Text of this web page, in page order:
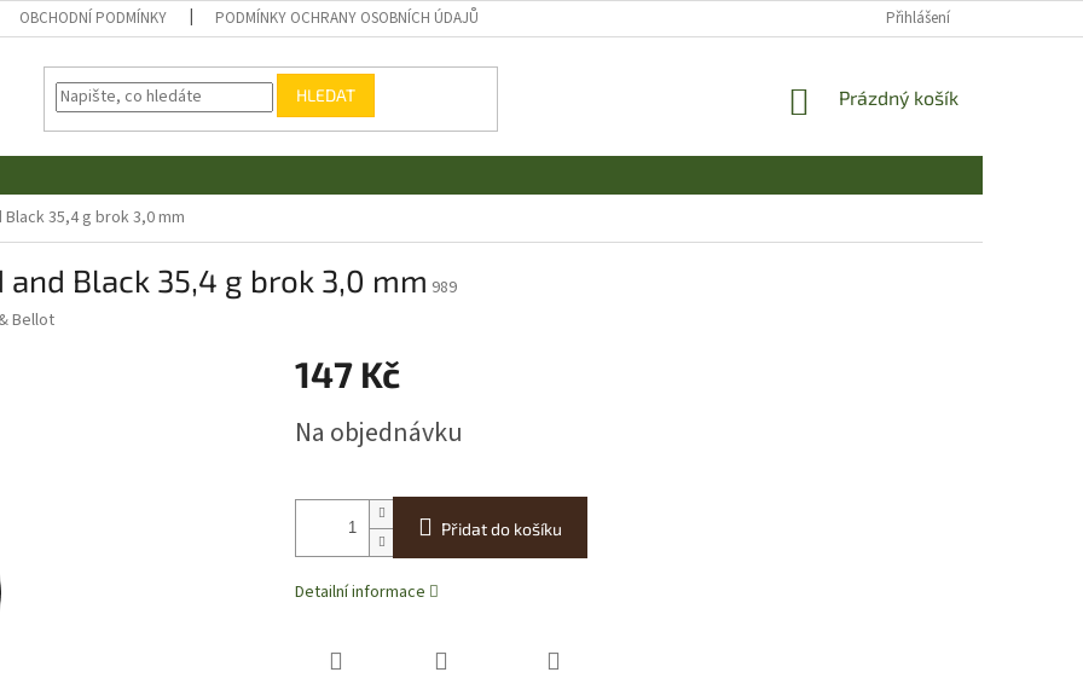
OBCHODNÍ PODMÍNKY PODMÍNKY OCHRANY OSOBNÍCH ÚDAJŮ Přihlášení
HLEDAT
NÁKUPNÍ
Prázdný košík
35,4 g brok 3,0 mm
Black 35,4 g brok 3,0 mm 989
Bellot
147 Kč
cena:
Na objednávku
Přidat do košíku
Detailní informace